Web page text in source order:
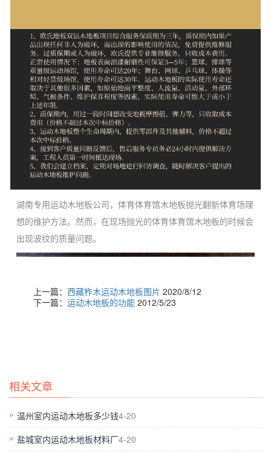
湖南专用运动木地板公司，体育体育馆木地板抛光翻新体育场理
想的维护方法。然而，在现场抛光的体育体育馆木地板的时候会
出现波纹的质量问题。
当谈到防污就必须要小心。这也很好地频繁停止喷粉地板。因为
颗粒物很容易造成损害的空气，也容易使空气中出现打滑。平
时，我们用吸尘器除去灰尘。尽量不要用各种清洁剂。自动化技
上一篇： 西藏柞木运动木地板图片 2020/8/12
下一篇： 运动木地板的功能 2012/5/23
相关文章
温州室内运动木地板多少钱4-20
盐城室内运动木地板材料厂4-20